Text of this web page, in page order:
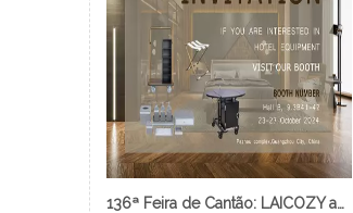
136ª Feira de Cantão: LAICOZY apresenta o futuro dos móveis para hotéis e utensílios de buffet